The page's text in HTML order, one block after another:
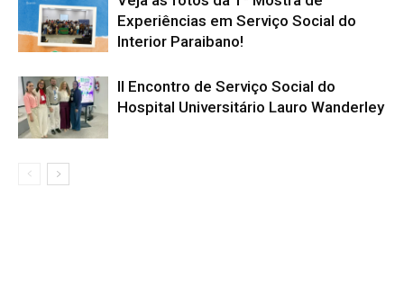
Experiências em Serviço Social do
Interior Paraibano!
II Encontro de Serviço Social do
Hospital Universitário Lauro Wanderley